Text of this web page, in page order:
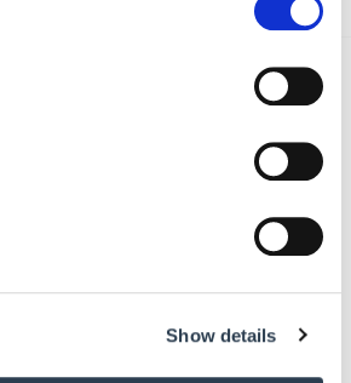
about your geographical location
by actively scanning it for
how your personal data is processed
in the
features and to analyse our traffic.
Show details